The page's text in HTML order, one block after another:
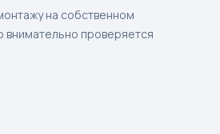
на собственном
внимательно проверяется